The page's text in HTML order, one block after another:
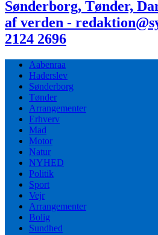
Sønderborg, Tønder,
af verden -
2124 2696
Aabenraa
Haderslev
Sønderborg
Tønder
Arrangementer
Erhverv
Mad
Motor
Natur
NYHED
Politik
Sport
Vejr
Arrangementer
Bolig
Sundhed